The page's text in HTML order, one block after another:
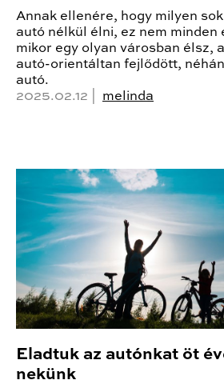
Annak ellenére, hogy milyen
autó nélkül élni, ez nem minden
mikor egy olyan városban élsz,
autó-orientáltan fejlődött,
autó.
2025.02.12 | melinda
Eladtuk az autónkat öt
nekünk